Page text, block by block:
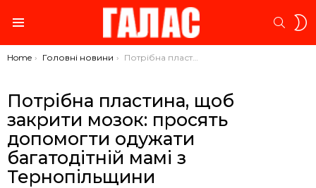
You are here:
Home Головні новини Потрібна пластина, щоб закрити мозок: просять допомогти одужати багатодітній мамі з Тернопільщини
Потрібна пластина, щоб
закрити мозок: просять
допомогти одужати
багатодітній мамі з
Тернопільщини